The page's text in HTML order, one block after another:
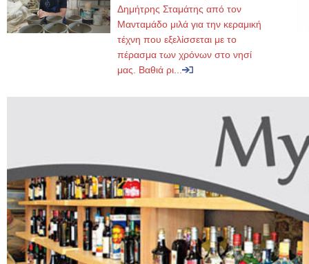
Δημήτρης Σταμάτης από τον
Μανταμάδο μιλά για την κεραμική
τέχνη που εξελίσσεται με το
πέρασμα των χρόνων στο νησί
μας. Βαθιά ρι...